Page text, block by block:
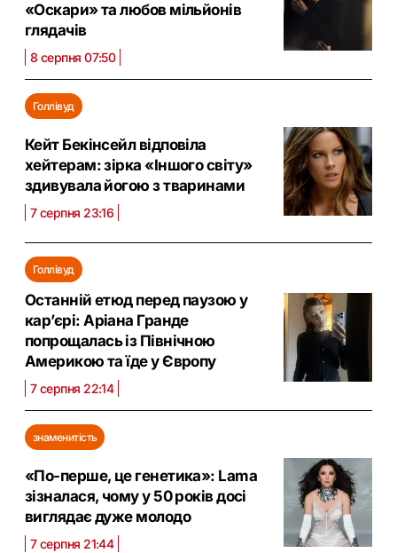
«Оскари» та любов мільйонів
глядачів
8 серпня 07:50
Голлівуд
Кейт Бекінсейл відповіла
хейтерам: зірка «Іншого світу»
здивувала йогою з тваринами
7 серпня 23:16
Голлівуд
Останній етюд перед паузою у
кар’єрі: Аріана Гранде
попрощалась із Північною
Америкою та їде у Європу
7 серпня 22:14
знаменитість
«По-перше, це генетика»: Lama
зізналася, чому у 50 років досі
виглядає дуже молодо
7 серпня 21:44